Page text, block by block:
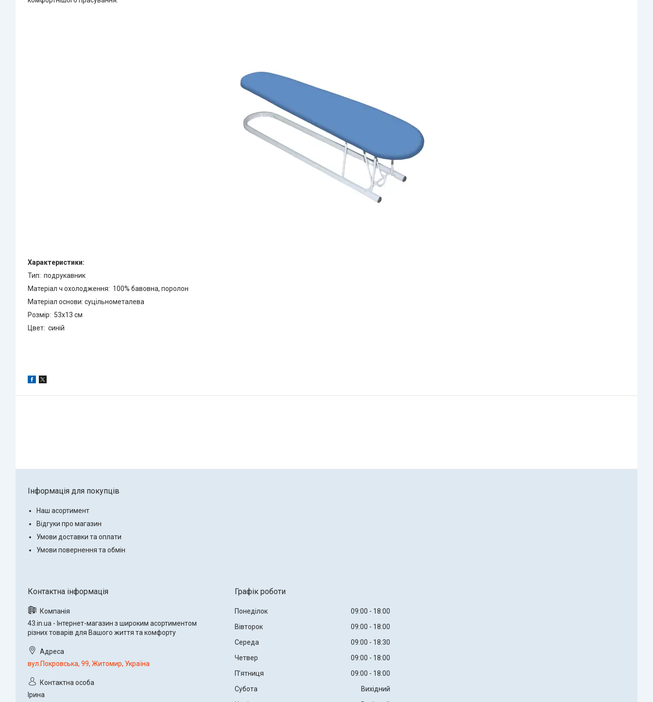
Характеристики:
Тип: подрукавник
Матеріал ч охолодження: 100% бавовна, поролон
Матеріал основи: суцільнометалева
Розмір: 53х13 см
Цвет: синій
Інформація для покупців
Наш асортимент
Відгуки про магазин
Умови доставки та оплати
Умови повернення та обмін
43.in.ua - Інтернет-магазин з широким асортиментом
різних товарів для Вашого життя та комфорту
вул.Покровська, 99, Житомир, Україна
Ірина
Графік роботи
Понеділок 09:00
18:00
Вівторок
09:00
18:00
Середа
09:00
18:30
Четвер
09:00
18:00
Пʼятниця
09:00
18:00
Субота
Вихідний